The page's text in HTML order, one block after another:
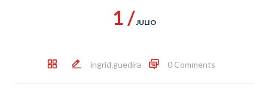
1 /JULIO
ingrid.guedira 0 Comments